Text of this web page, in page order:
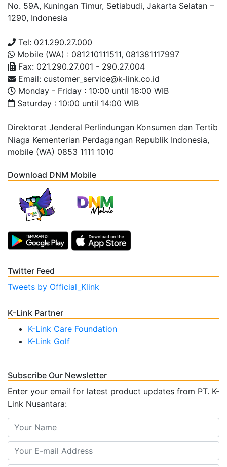
No. 59A, Kuningan Timur, Setiabudi, Jakarta Selatan –
1290, Indonesia
Tel: 021.290.27.000
Mobile (WA) : 081210111511, 081381117997
Fax: 021.290.27.001 - 290.27.004
Email: customer_service@k-link.co.id
Monday - Friday : 10:00 until 18:00 WIB
Saturday : 10:00 until 14:00 WIB
Direktorat Jenderal Perlindungan Konsumen dan Tertib
Niaga Kementerian Perdagangan Republik Indonesia,
mobile (WA) 0853 1111 1010
Download DNM Mobile
Twitter Feed
Tweets by Official_Klink
K-Link Partner
K-Link Care Foundation
K-Link Golf
Subscribe Our Newsletter
Enter your email for latest product updates from PT. K-
Link Nusantara: